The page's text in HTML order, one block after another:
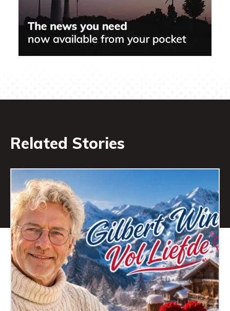
Related Stories